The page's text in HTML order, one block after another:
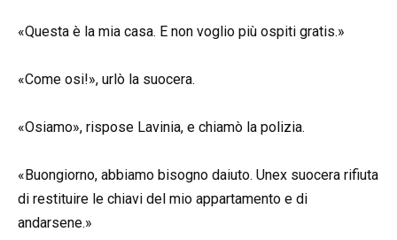
«Questa è la mia casa. E non voglio più ospiti gratis.»
«Come osi!», urlò la suocera.
«Osiamo», rispose Lavinia, e chiamò la polizia.
«Buongiorno, abbiamo bisogno daiuto. Unex suocera rifiuta
di restituire le chiavi del mio appartamento e di
andarsene.»